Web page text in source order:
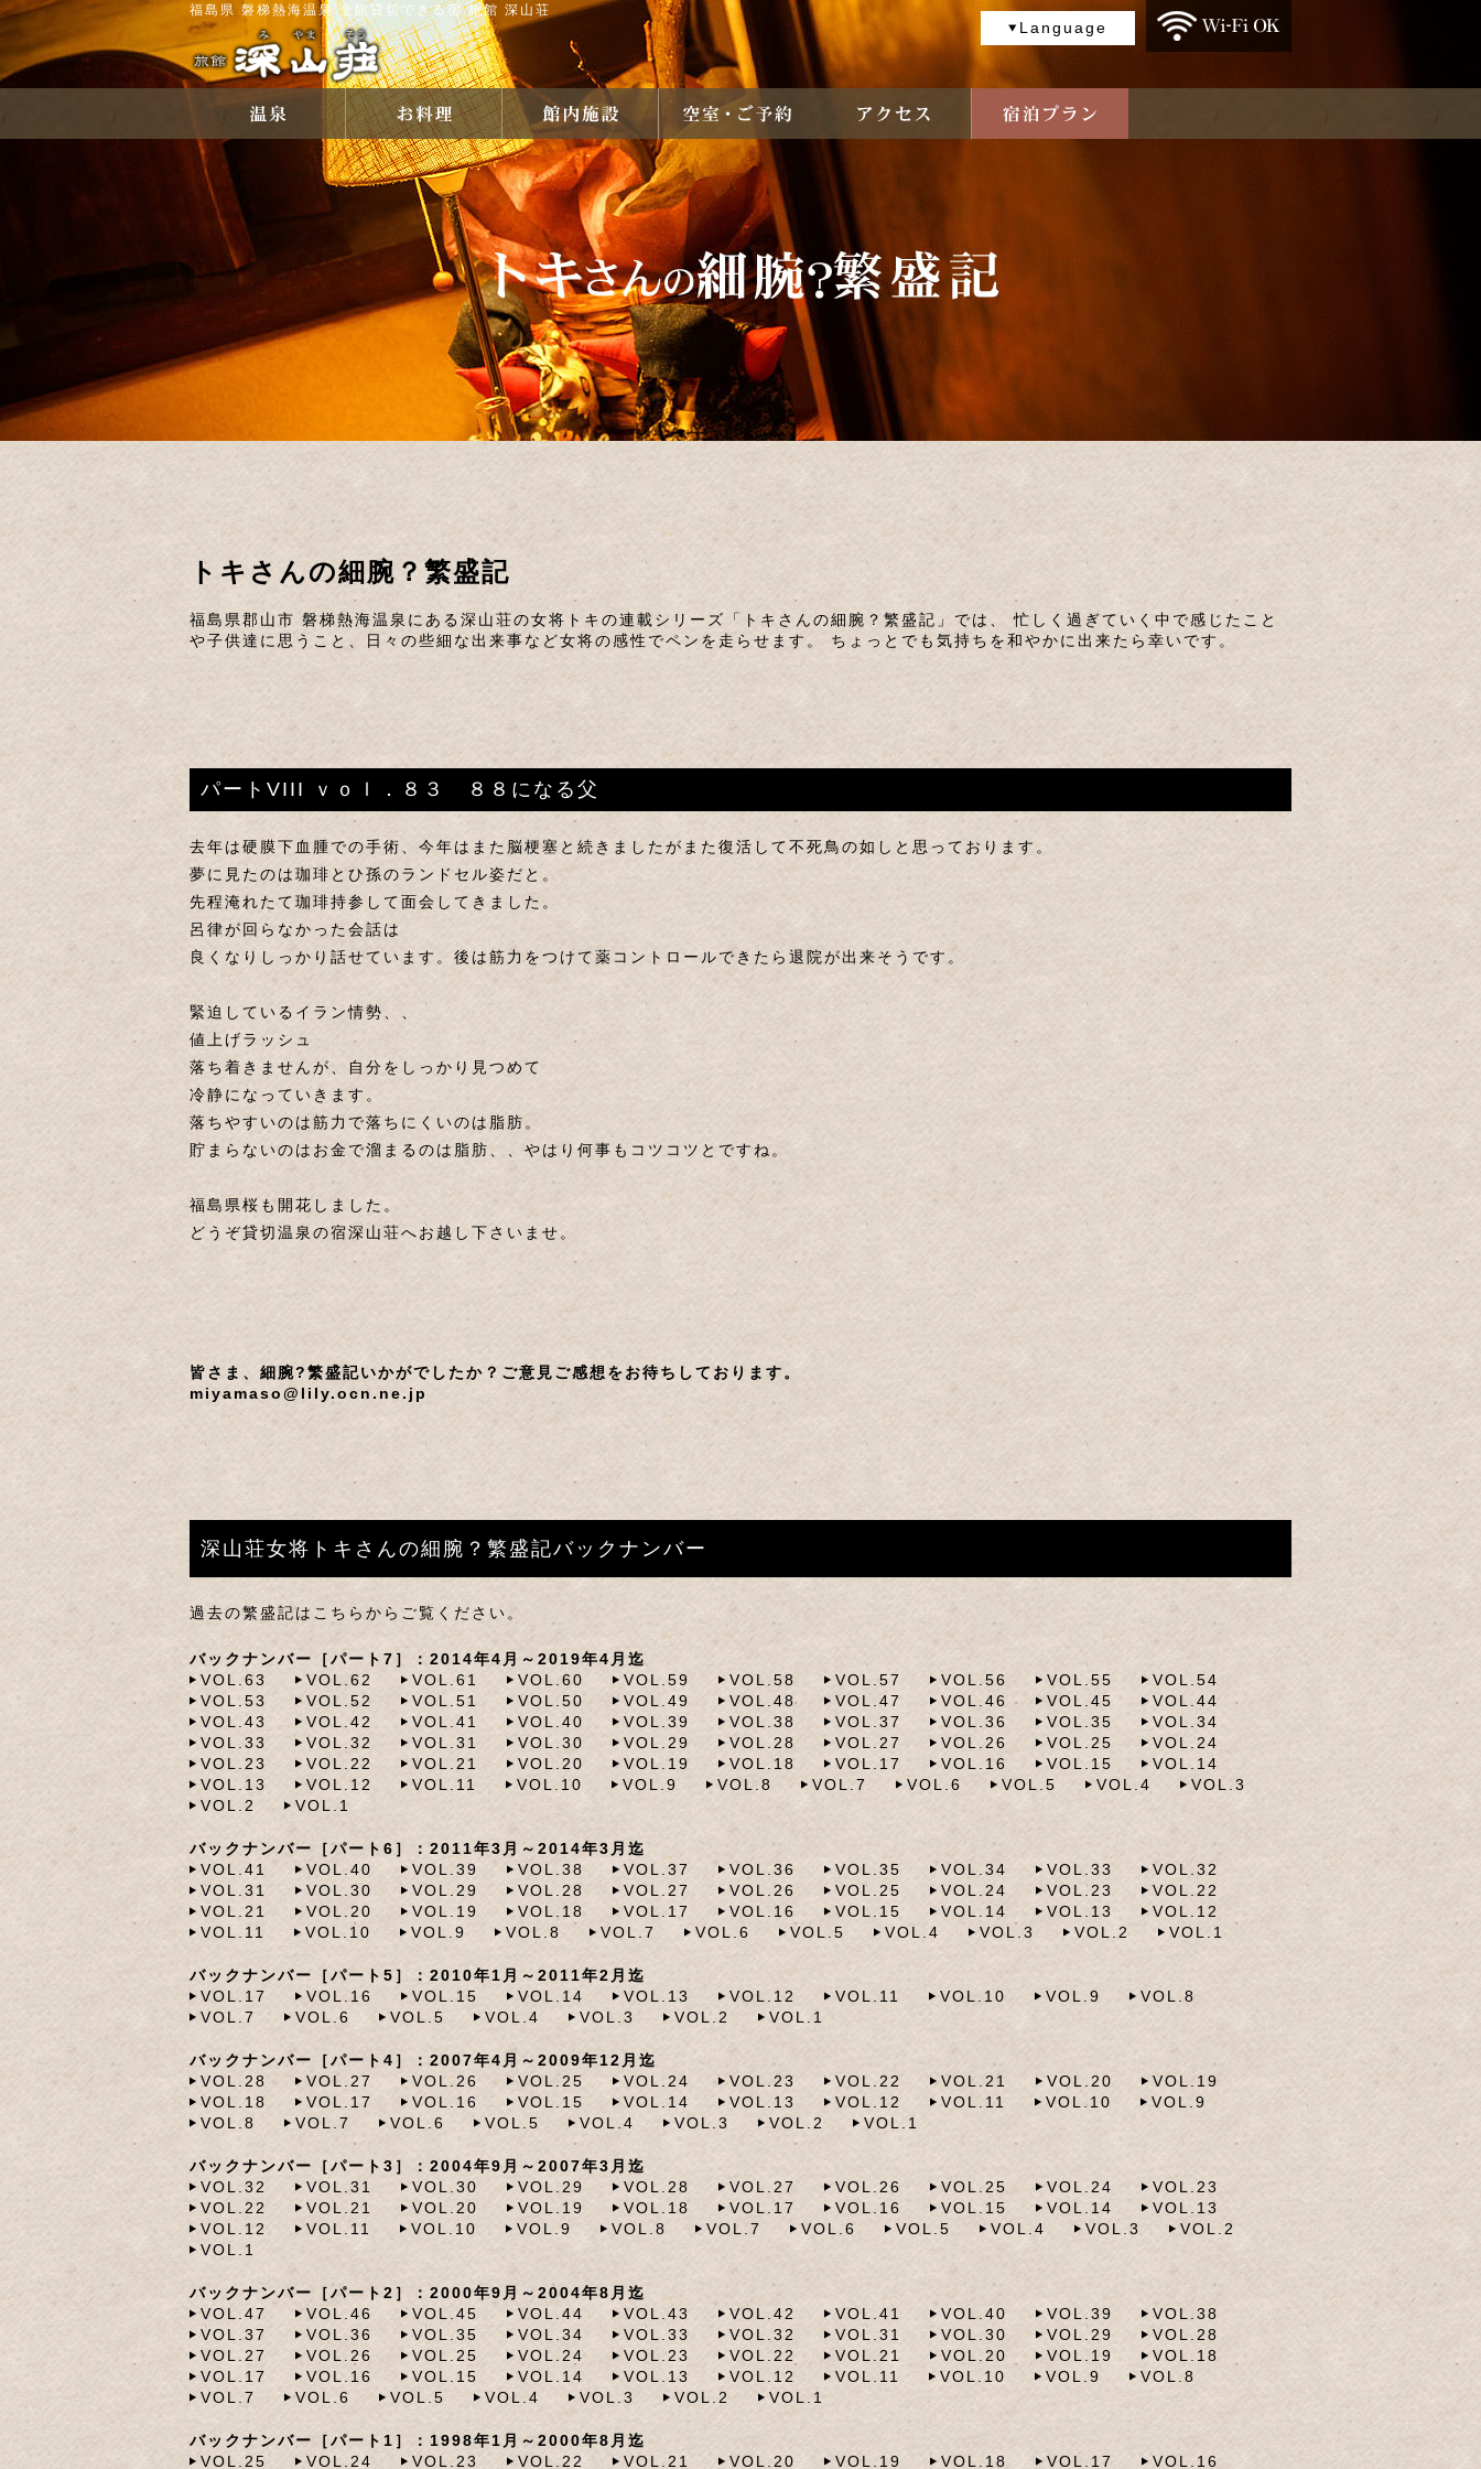
福島県 磐梯熱海温泉 全館貸切できる宿 旅館 深山荘
トキさんの細腕？繁盛記
福島県郡山市 磐梯熱海温泉にある深山荘の女将トキの連載シリーズ「トキさんの細腕？繁盛記」では、 忙しく過ぎていく中で感じたこと
や子供達に思うこと、日々の些細な出来事など女将の感性でペンを走らせます。 ちょっとでも気持ちを和やかに出来たら幸いです。
パートVIII ｖｏｌ．８３ ８８になる父
去年は硬膜下血腫での手術、今年はまた脳梗塞と続きましたがまた復活して不死鳥の如しと思っております。
夢に見たのは珈琲とひ孫のランドセル姿だと。
先程淹れたて珈琲持参して面会してきました。
呂律が回らなかった会話は
良くなりしっかり話せています。後は筋力をつけて薬コントロールできたら退院が出来そうです。
緊迫しているイラン情勢、、
値上げラッシュ
落ち着きませんが、自分をしっかり見つめて
冷静になっていきます。
落ちやすいのは筋力で落ちにくいのは脂肪。
貯まらないのはお金で溜まるのは脂肪、、やはり何事もコツコツとですね。
福島県桜も開花しました。
どうぞ貸切温泉の宿深山荘へお越し下さいませ。
皆さま、細腕?繁盛記いかがでしたか？ご意見ご感想をお待ちしております。
miyamaso@lily.ocn.ne.jp
深山荘女将トキさんの細腕？繁盛記バックナンバー
過去の繁盛記はこちらからご覧ください。
バックナンバー［パート7］：2014年4月～2019年4月迄
VOL.63
VOL.62 VOL.61 VOL.60 VOL.59 VOL.58 VOL.57 VOL.56 VOL.55
VOL.54
VOL.53
VOL.52 VOL.51 VOL.50 VOL.49 VOL.48 VOL.47 VOL.46 VOL.45
VOL.44
VOL.43
VOL.42 VOL.41 VOL.40 VOL.39 VOL.38 VOL.37 VOL.36 VOL.35
VOL.34
VOL.33
VOL.32 VOL.31 VOL.30 VOL.29 VOL.28 VOL.27 VOL.26 VOL.25
VOL.24
VOL.23
VOL.22 VOL.21 VOL.20 VOL.19 VOL.18 VOL.17 VOL.16 VOL.15
VOL.14
VOL.13
VOL.12 VOL.11 VOL.10 VOL.9 VOL.8 VOL.7 VOL.6 VOL.5 VOL.4
VOL.3
VOL.2
VOL.1
バックナンバー［パート6］：2011年3月～2014年3月迄
VOL.41
VOL.40 VOL.39 VOL.38 VOL.37 VOL.36 VOL.35 VOL.34 VOL.33
VOL.32
VOL.31
VOL.30 VOL.29 VOL.28 VOL.27 VOL.26 VOL.25 VOL.24 VOL.23
VOL.22
VOL.21
VOL.20 VOL.19 VOL.18 VOL.17 VOL.16 VOL.15 VOL.14 VOL.13
VOL.12
VOL.11
VOL.10 VOL.9 VOL.8 VOL.7 VOL.6 VOL.5 VOL.4 VOL.3 VOL.2 VOL.1
バックナンバー［パート5］：2010年1月～2011年2月迄
VOL.17
VOL.16 VOL.15 VOL.14 VOL.13 VOL.12 VOL.11 VOL.10 VOL.9
VOL.8
VOL.7
VOL.6 VOL.5 VOL.4 VOL.3 VOL.2 VOL.1
バックナンバー［パート4］：2007年4月～2009年12月迄
VOL.28
VOL.27 VOL.26 VOL.25 VOL.24 VOL.23 VOL.22 VOL.21 VOL.20
VOL.19
VOL.18
VOL.17 VOL.16 VOL.15 VOL.14 VOL.13 VOL.12 VOL.11 VOL.10
VOL.9
VOL.8
VOL.7 VOL.6 VOL.5 VOL.4 VOL.3 VOL.2 VOL.1
バックナンバー［パート3］：2004年9月～2007年3月迄
VOL.32
VOL.31 VOL.30 VOL.29 VOL.28 VOL.27 VOL.26 VOL.25 VOL.24
VOL.23
VOL.22
VOL.21 VOL.20 VOL.19 VOL.18 VOL.17 VOL.16 VOL.15 VOL.14
VOL.13
VOL.12
VOL.11 VOL.10 VOL.9 VOL.8 VOL.7 VOL.6 VOL.5 VOL.4 VOL.3
VOL.2
VOL.1
バックナンバー［パート2］：2000年9月～2004年8月迄
VOL.47
VOL.46 VOL.45 VOL.44 VOL.43 VOL.42 VOL.41 VOL.40 VOL.39
VOL.38
VOL.37
VOL.36 VOL.35 VOL.34 VOL.33 VOL.32 VOL.31 VOL.30 VOL.29
VOL.28
VOL.27
VOL.26 VOL.25 VOL.24 VOL.23 VOL.22 VOL.21 VOL.20 VOL.19
VOL.18
VOL.17
VOL.16 VOL.15 VOL.14 VOL.13 VOL.12 VOL.11 VOL.10 VOL.9
VOL.8
VOL.7
VOL.6 VOL.5 VOL.4 VOL.3 VOL.2 VOL.1
バックナンバー［パート1］：1998年1月～2000年8月迄
VOL.25
VOL.24 VOL.23 VOL.22 VOL.21 VOL.20 VOL.19 VOL.18 VOL.17 VOL.16